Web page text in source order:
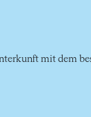
mit dem